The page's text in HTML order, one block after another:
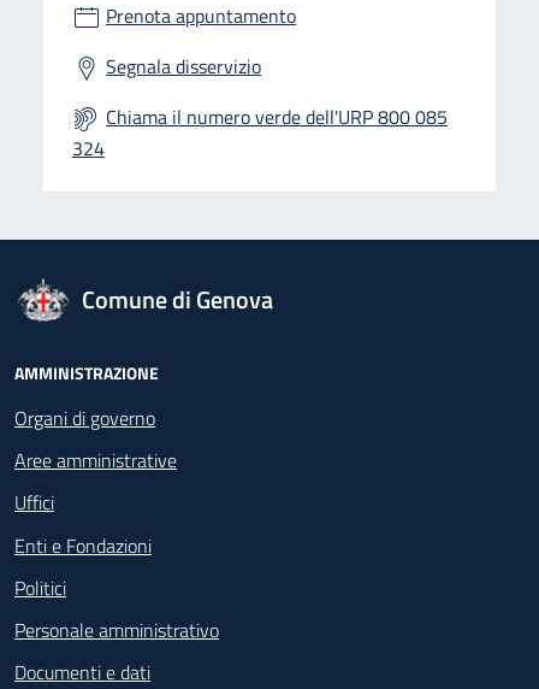
Prenota appuntamento
Segnala disservizio
Chiama il numero verde dell'URP 800 085
324
logo Unione Europea
Comune di Genova
Footer - Navigazione
AMMINISTRAZIONE
Organi di governo
Aree amministrative
Uffici
Enti e Fondazioni
Politici
Personale amministrativo
Documenti e dati